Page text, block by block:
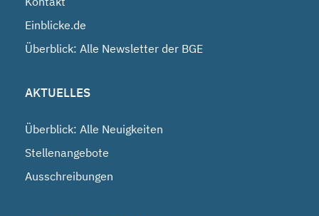
Einblicke.de
Überblick: Alle Newsletter der BGE
AKTUELLES
Überblick: Alle Neuigkeiten
Stellenangebote
Ausschreibungen